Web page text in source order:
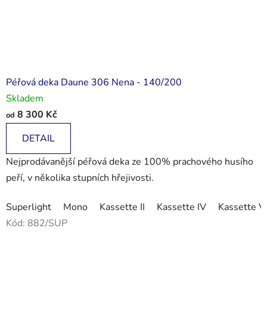
Péřová deka Daune 306 Nena - 140/200
Skladem
od 8 300 Kč
DETAIL
Nejprodávanější péřová deka ze 100% prachového husího
peří, v několika stupních hřejivosti.
Superlight Mono Kassette II Kassette IV
Kassette VI
Kód: 882/SUP